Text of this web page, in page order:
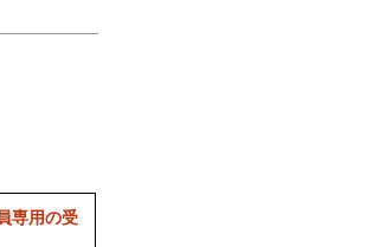
専用の受